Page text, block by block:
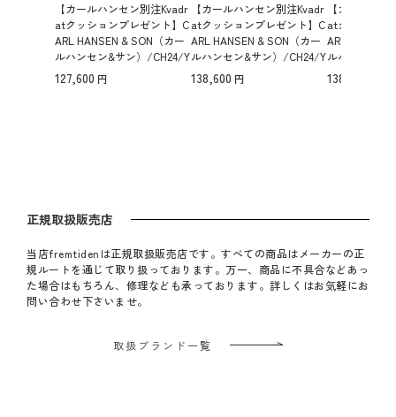
【カールハンセン別注Kvadr
atクッションプレゼント】C
ARL HANSEN & SON（カー
ルハンセン&サン）/CH24/Y
チェア（ワイチェア）/ビー
チ材/SOFT SILVER GRAY仕
127,600
【カールハンセン別注Kvadr
atクッションプレゼント】C
ARL HANSEN & SON（カー
ルハンセン&サン）/CH24/Y
チェア（ワイチェア）/ビー
チ材/SOFT BLACK仕上げ/
138,600
【カールハ
atクッション
ARL HANSEN
ルハンセン&
チェア（ワ
チ材/SOFT
138,600
正規取扱販売店
当店fremtidenは正規取扱販売店です。すべての商品はメーカーの正
規ルートを通じて取り扱っております。万一、商品に不具合などあっ
た場合はもちろん、修理なども承っております。詳しくはお気軽にお
問い合わせ下さいませ。
取扱ブランド一覧